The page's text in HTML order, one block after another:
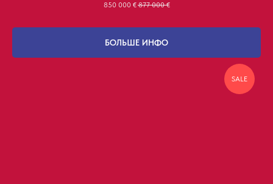
850 000 € 877 000 €
БОЛЬШЕ ИНФО
SALE